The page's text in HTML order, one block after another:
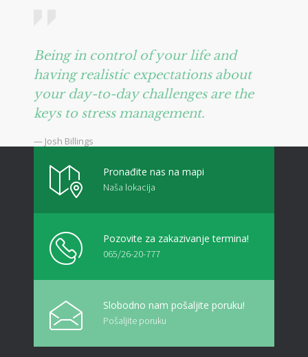
Being in control of your life and
having realistic expectations about
your day-to-day challenges are the
keys to stress management.
— Josh Billings
Pronađite nas na mapi
Naša lokacija
Pozovite za zakazivanje termina!
065/26-20-777
Slobodno nam pošaljite poruku!
Pošaljite poruku